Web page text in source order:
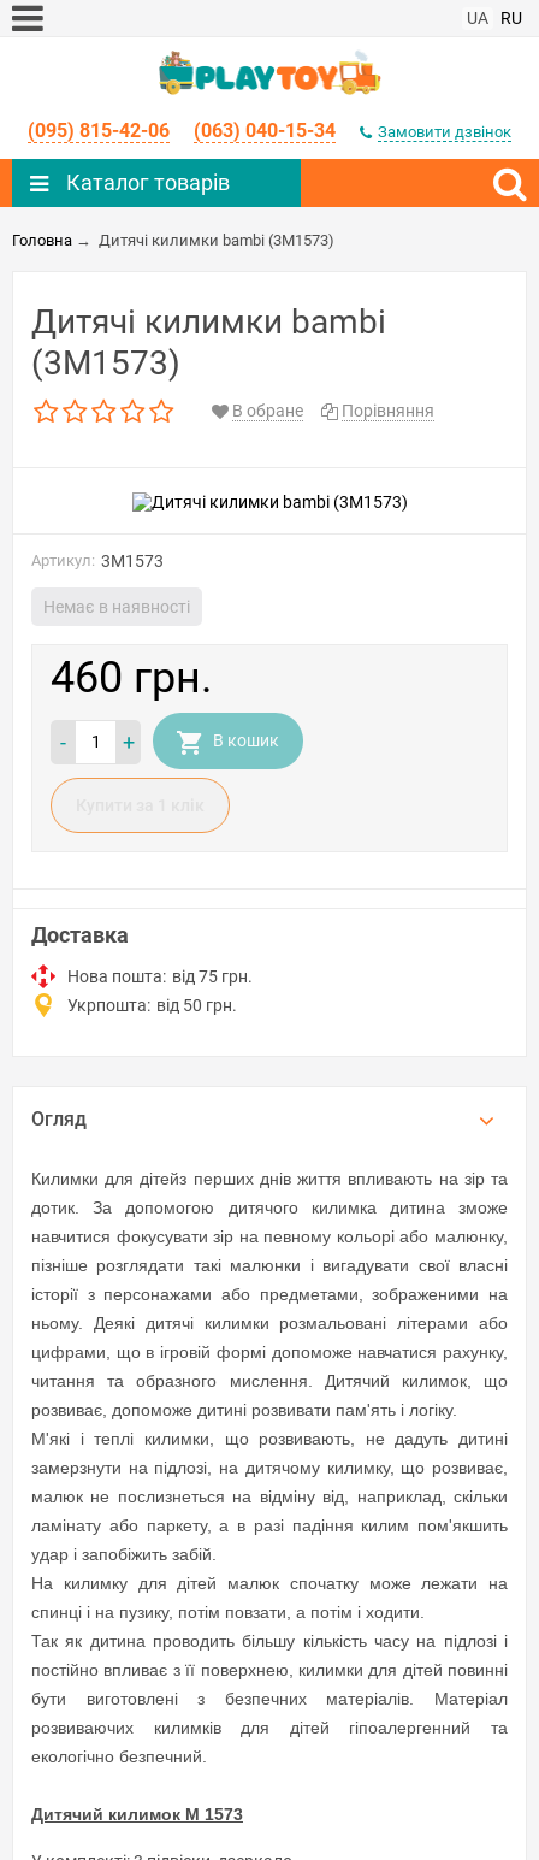
UA RU
(095) 815-42-06 (063) 040-15-34 Замовити дзвінок
Каталог товарів
Головна → Дитячі килимки bambi (3M1573)
Дитячі килимки bambi
(3M1573)
В обране Порівняння
Артикул: 3M1573
Немає в наявності
460 грн.
- + В кошик
Доставка
Нова пошта: від 75 грн.
Укрпошта: від 50 грн.
Огляд
Килимки для дітейз перших днів життя впливають на зір та
дотик. За допомогою дитячого килимка дитина зможе
навчитися фокусувати зір на певному кольорі або малюнку,
пізніше розглядати такі малюнки і вигадувати свої власні
історії з персонажами або предметами, зображеними на
ньому. Деякі дитячі килимки розмальовані літерами або
цифрами, що в ігровій формі допоможе навчатися рахунку,
читання та образного мислення. Дитячий килимок, що
розвиває, допоможе дитині розвивати пам'ять і логіку.
М'які і теплі килимки, що розвивають, не дадуть дитині
замерзнути на підлозі, на дитячому килимку, що розвиває,
малюк не послизнеться на відміну від, наприклад, скільки
ламінату або паркету, а в разі падіння килим пом'якшить
удар і запобіжить забій.
На килимку для дітей малюк спочатку може лежати на
спинці і на пузику, потім повзати, а потім і ходити.
Так як дитина проводить більшу кількість часу на підлозі і
постійно впливає з її поверхнею, килимки для дітей повинні
бути виготовлені з безпечних матеріалів. Матеріал
розвиваючих килимків для дітей гіпоалергенний та
екологічно безпечний.
Дитячий килимок М 1573